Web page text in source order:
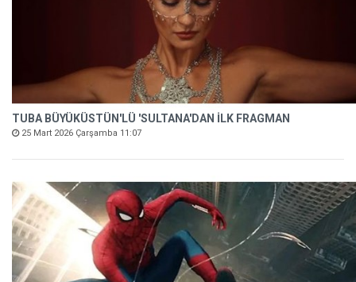
TUBA BÜYÜKÜSTÜN'LÜ 'SULTANA'DAN İLK FRAGMAN
25 Mart 2026 Çarşamba 11:07